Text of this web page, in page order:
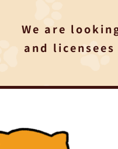
We are
and